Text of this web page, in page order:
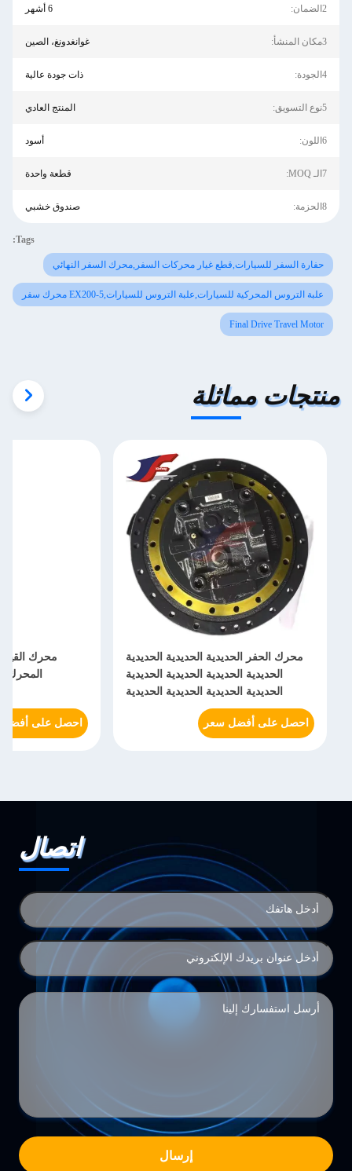
2الضمان: 6 أشهر
3مكان المنشأ: غوانغدونغ، الصين
4الجودة: ذات جودة عالية
5نوع التسويق: المنتج العادي
6اللون: أسود
7الـ MOQ: قطعة واحدة
8الحزمة: صندوق خشبي
Tags:
حفارة السفر للسيارات,قطع غيار محركات السفر,محرك السفر النهائي
علبة التروس المحركية للسيارات,علبة التروس للسيارات,EX200-5 محرك سفر
Final Drive Travel Motor
منتجات مماثلة
محرك الحفر الحديدية الحديدية الحديدية
الحديدية الحديدية الحديدية الحديدية
الحديدية الحديدية الحديدية الحديدية
احصل على أفضل سعر
محرك
احصل على
اتصال
إرسال